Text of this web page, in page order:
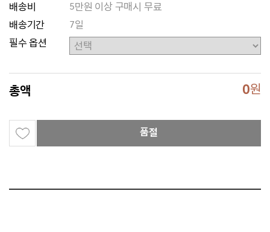
배송비
5만원 이상 구매시 무료
배송기간
7일
필수 옵션
총액 0원
품절